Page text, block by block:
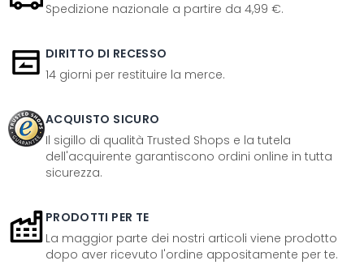
Spedizione nazionale a partire da 4,99 €.
DIRITTO DI RECESSO
14 giorni per restituire la merce.
ACQUISTO SICURO
Il sigillo di qualità Trusted Shops e la tutela
dell'acquirente garantiscono ordini online in tutta
sicurezza.
PRODOTTI PER TE
La maggior parte dei nostri articoli viene prodotto
dopo aver ricevuto l'ordine appositamente per te.